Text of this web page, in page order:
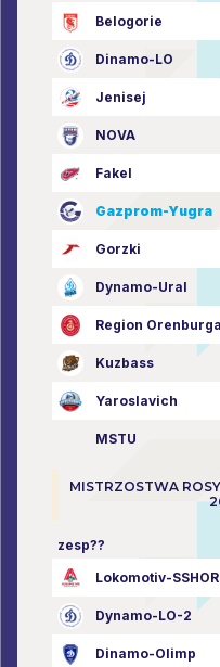
Belogorie
Dinamo-LO
Jenisej
NOVA
Fakel
Gazprom-Yugra
Gorzki
Dynamo-Ural
Region Orenburga
Kuzbass
Yaroslavich
MSTU
MISTRZOSTWA
zesp??
Lokomotiv-SSHOR
Dynamo-LO-2
Dinamo-Olimp